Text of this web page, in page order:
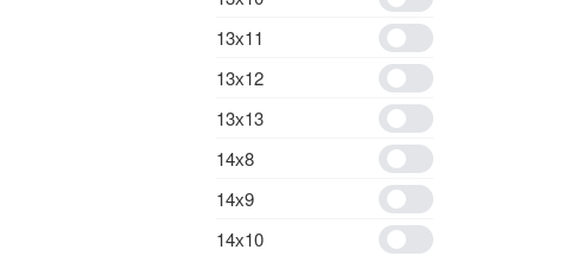
13х11
13х12
13х13
14х8
14х9
14х10